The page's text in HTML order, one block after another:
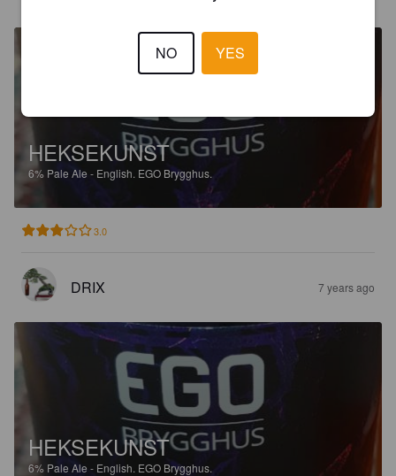
HEKSEKUNST
6% Pale Ale - English. EGO Brygghus.
3.0
DRIX 7 years ago
HEKSEKUNST
6% Pale Ale - English. EGO Brygghus.
NO YES